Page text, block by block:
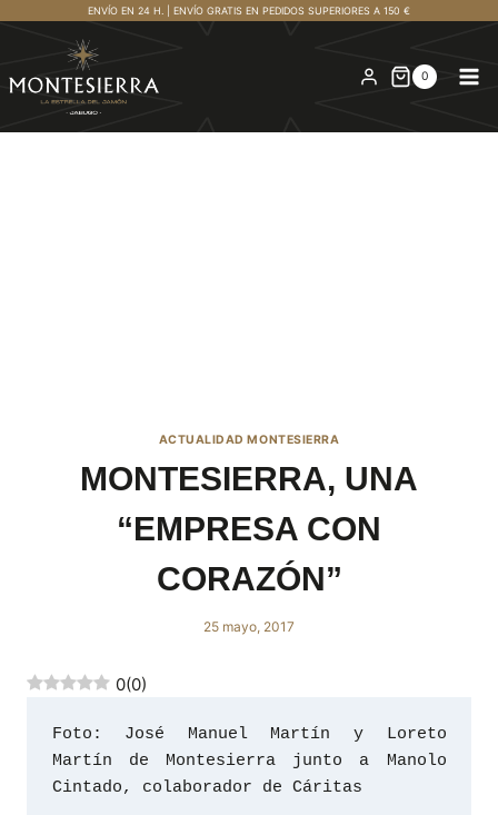
contenido
ENVÍO EN 24 H. | ENVÍO GRATIS EN PEDIDOS SUPERIORES A 150 €
0
ACTUALIDAD MONTESIERRA
MONTESIERRA, UNA
“EMPRESA CON
CORAZÓN”
25 mayo, 2017
0(0)
Foto: José Manuel Martín y Loreto
Martín de Montesierra junto a Manolo
Cintado, colaborador de Cáritas